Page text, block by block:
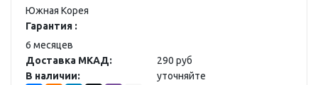
Южная Корея
Гарантия :
6 месяцев
Доставка МКАД:
290 руб
В наличии:
уточняйте